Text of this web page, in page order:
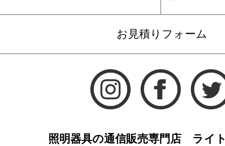
お見積りフォーム
照明器具の通信販売専門店 ライ